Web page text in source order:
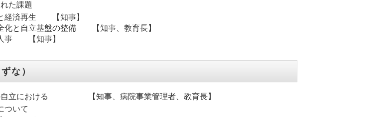
た課題
経済再生 【知事】
化と自立基盤の整備 【知事、教育長】
事 【知事】
な）
自立における 【知事、病院事業管理者、教育長】
ついて